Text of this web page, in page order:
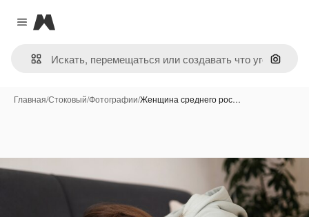
Close menu
Magnific
Поиск
Главная/Стоковый/Фотографии/Женщина среднего рос…